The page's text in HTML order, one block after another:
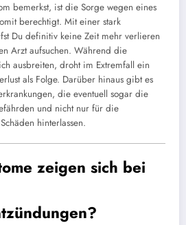
bemerkst, ist die Sorge wegen eines
berechtigt. Mit einer stark
Du definitiv keine Zeit mehr verlieren
Arzt aufsuchen. Während die
ausbreiten, droht im Extremfall ein
als Folge. Darüber hinaus gibt es
die eventuell sogar die
und nicht nur für die
hinterlassen.
zeigen sich bei